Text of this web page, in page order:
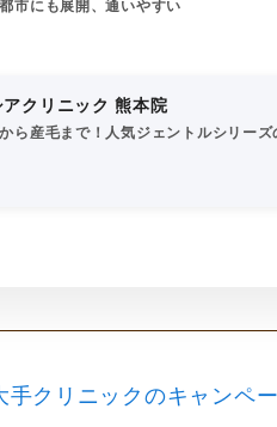
市にも展開、通いやすい
アクリニック 熊本院
ら産毛まで！人気ジェントルシリーズ
クリニックのキャンペ